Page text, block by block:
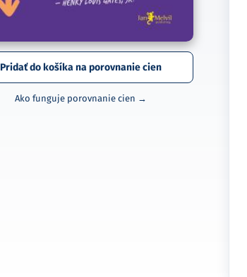
Pridať do košíka na porovnanie cien
Ako funguje porovnanie cien →